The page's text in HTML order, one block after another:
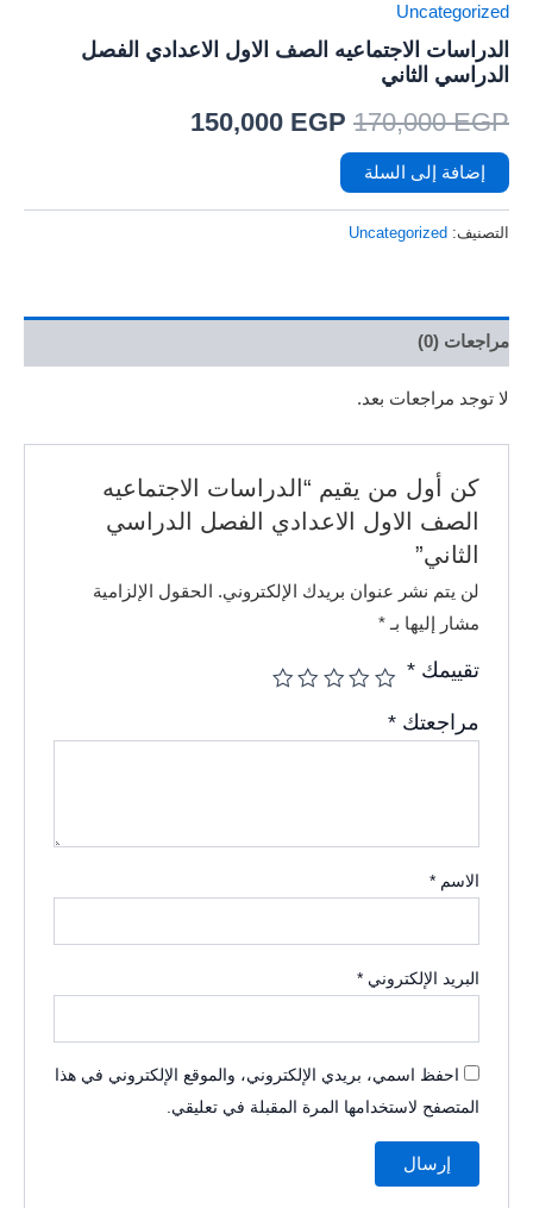
Uncategorized
الدراسات الاجتماعيه الصف الاول الاعدادي الفصل
الدراسي الثاني
170,000EGP
150,000 EGP
إضافة إلى السلة
التصنيف: Uncategorized
مراجعات (0)
لا توجد مراجعات بعد.
كن أول من يقيم “الدراسات الاجتماعيه
الصف الاول الاعدادي الفصل الدراسي
الثاني”
لن يتم نشر عنوان بريدك الإلكتروني.
الحقول الإلزامية
مشار إليها بـ*
تقييمك*
مراجعتك*
الاسم*
البريد الإلكتروني*
احفظ اسمي، بريدي الإلكتروني، والموقع الإلكتروني في هذا
المتصفح لاستخدامها المرة المقبلة في تعليقي.